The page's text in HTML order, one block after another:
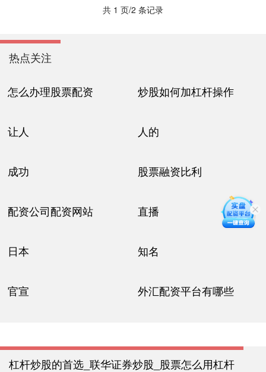
共 1 页/2 条记录
热点关注
怎么办理股票配资 炒股如何加杠杆操作
让人 人的
成功 股票融资比利
配资公司配资网站 直播
日本 知名
官宣 外汇配资平台有哪些
杠杆炒股的首选_联华证券炒股_股票怎么用杠杆